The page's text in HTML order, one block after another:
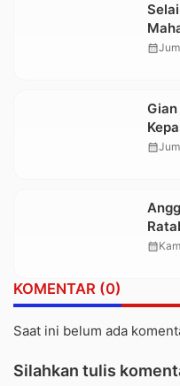
juga
calendar_month
calendar_month
calendar_month
KOMENTAR (0)
Saat ini belum ada
Silahkan tulis